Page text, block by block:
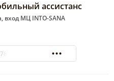
ассистанс
вход МЦ INTO-SANA
05-05